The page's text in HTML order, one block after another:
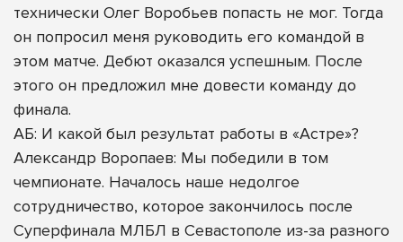
технически Олег Воробьев попасть не мог. Тогда
он попросил меня руководить его командой в
этом матче. Дебют оказался успешным. После
этого он предложил мне довести команду до
финала.
АБ: И какой был результат работы в «Астре»?
Александр Воропаев: Мы победили в том
чемпионате. Началось наше недолгое
сотрудничество, которое закончилось после
Суперфинала МЛБЛ в Севастополе из-за разного